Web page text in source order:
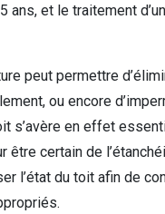
ans, et le traitement
peut permettre
ou encore
s’avère en effet
être certain de
l’état du toit afin de